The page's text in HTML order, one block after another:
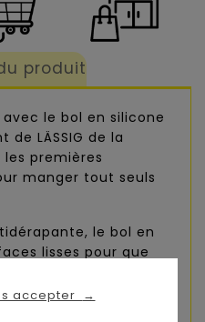
accepter →
produit
le bol en silicone
LÄSSIG de la
premières
manger tout seuls
le bol en
lisses pour que
à leur place et les